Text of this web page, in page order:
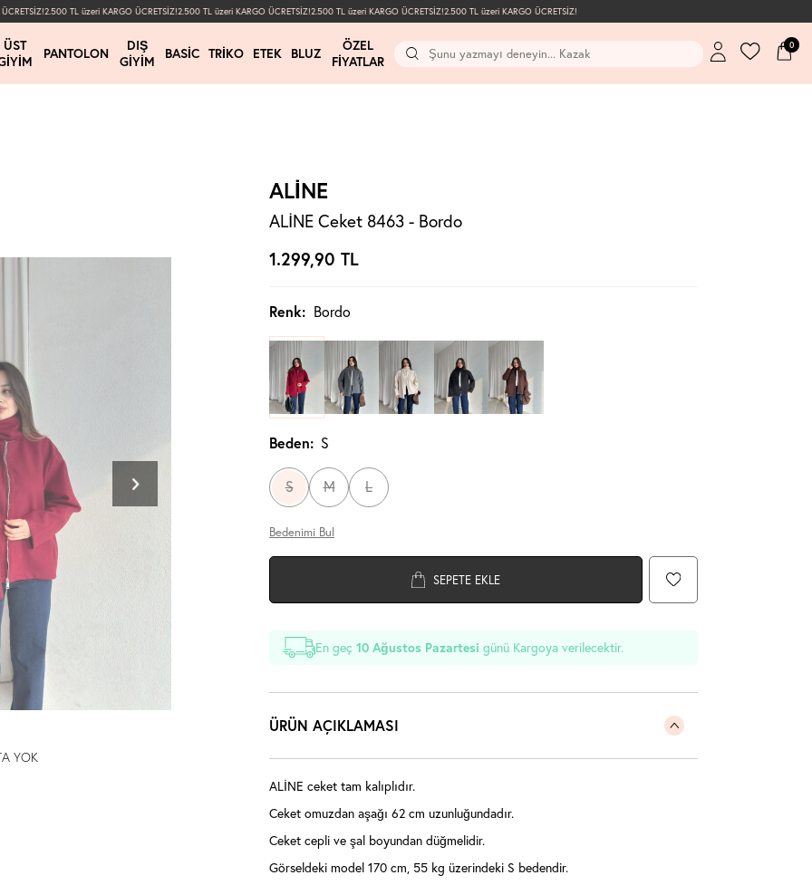
2.500 TL üzeri KARGO ÜCRETSİZ!2.500 TL üzeri KARGO ÜCRETSİZ!2.500 TL üzeri KARGO ÜCRETSİZ!2.500 TL üzeri KARGO ÜCRETSİZ!
ÜST
PANTOLON
DIŞ
GIYIM
BASIC TRIKO ETEK BLUZ
ÖZEL
FIYATLAR
0
YOK
ALİNE
ALİNE Ceket 8463 - Bordo
1.299,90 TL
Renk: Bordo
Beden: S
S M L
Bedenimi Bul
SEPETE EKLE
En geç10 Ağustos Pazartesi günü Kargoya verilecektir.
ÜRÜN AÇIKLAMASI
ALİNE ceket tam kalıplıdır.
Ceket omuzdan aşağı 62 cm uzunluğundadır.
Ceket cepli ve şal boyundan düğmelidir.
Görseldeki model 170 cm, 55 kg üzerindeki S bedendir.